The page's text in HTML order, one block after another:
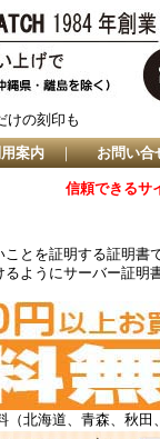
けの刻印も
案内 ｜ お問い合
信頼できるサ
とを証明する証明書で
ようにサーバー証明
北海道、青森、秋田